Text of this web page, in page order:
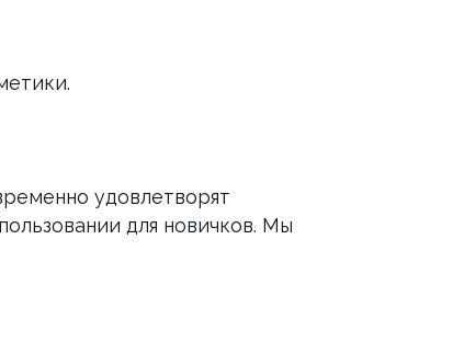
удовлетворят
для новичков. Мы